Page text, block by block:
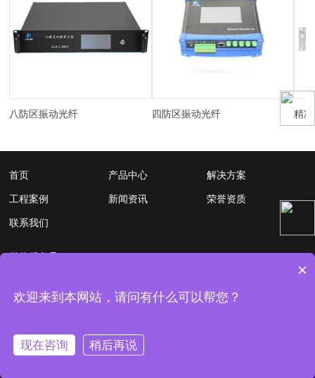
八防区振动光纤 四防区振动光纤 精
首页 产品中心 解决方案
工程案例 新闻资讯 荣誉资质
联系我们
Copyright © 2022-2026山东智联安电子科技有限公司 All Rights
Reserved.
×
欢迎来到本网站，请问有什么可以帮您？
现在咨询 稍后再说